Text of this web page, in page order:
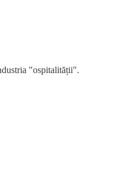
"ospitalității".